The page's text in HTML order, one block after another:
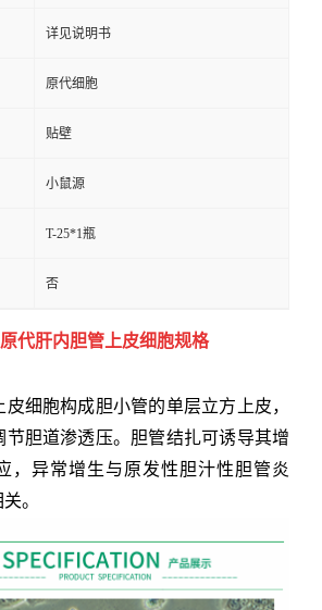
详见说明书
原代细胞
贴壁
小鼠源
T-25*1瓶
否
代肝内胆管上皮细胞规格
细胞构成胆小管的单层立方上皮，
节胆道渗透压。胆管结扎可诱导其增
，异常增生与原发性胆汁性胆管炎
。